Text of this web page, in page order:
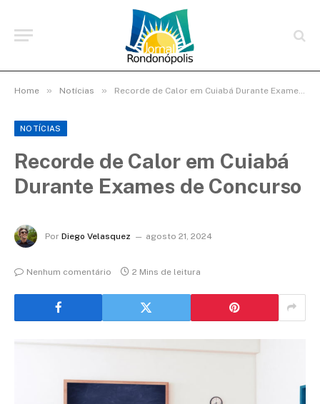
Home » Notícias » Recorde de Calor em Cuiabá Durante Exames de Concurso
NOTÍCIAS
Recorde de Calor em Cuiabá
Durante Exames de Concurso
Por Diego Velasquez agosto 21, 2024
Nenhum comentário 2 Mins de leitura